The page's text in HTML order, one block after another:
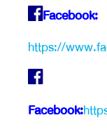
Facebook:
https://
Facebook: